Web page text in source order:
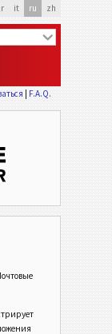
it ru zh
F.A.Q.